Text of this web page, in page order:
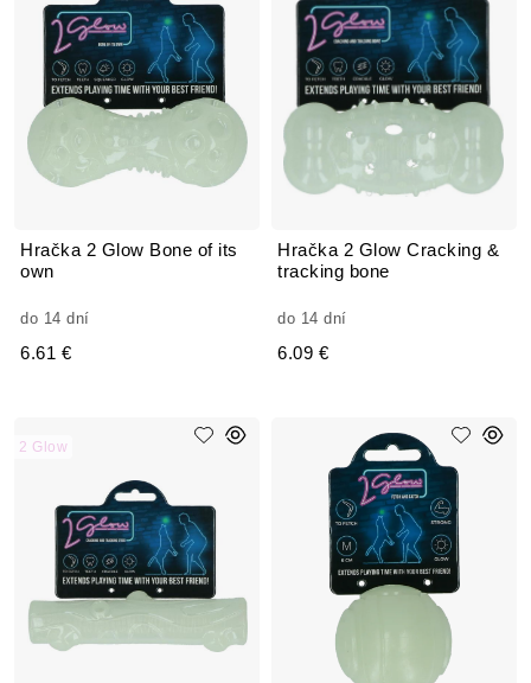
Hračka 2 Glow Bone of its
own
do 14 dní
6.61 €
Hračka 2 Glow Cracking &
tracking bone
do 14 dní
6.09 €
2 Glow